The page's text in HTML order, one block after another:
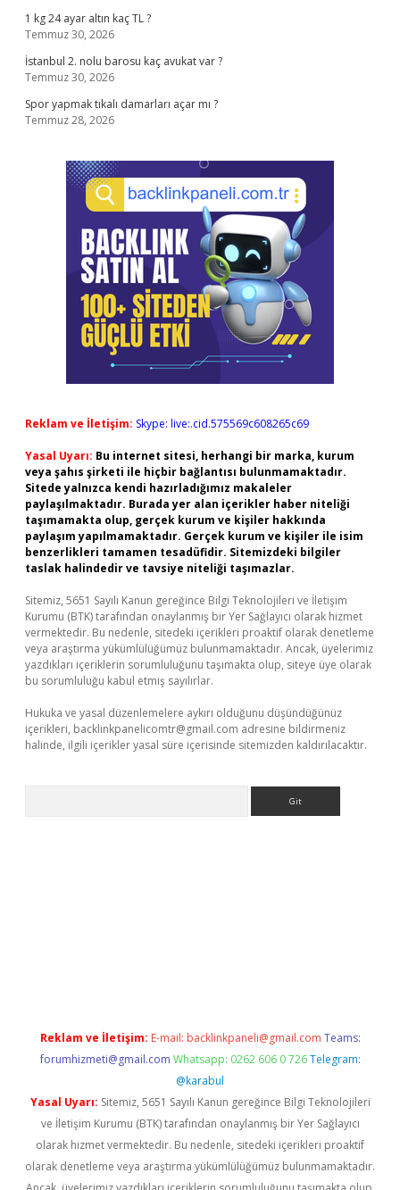
1 kg 24 ayar altın kaç TL ?
Temmuz 30, 2026
İstanbul 2. nolu barosu kaç avukat var ?
Temmuz 30, 2026
Spor yapmak tıkalı damarları açar mı ?
Temmuz 28, 2026
Reklam ve İletişim: Skype: live:.cid.575569c608265c69
Yasal Uyarı: Bu internet sitesi, herhangi bir marka, kurum
veya şahıs şirketi ile hiçbir bağlantısı bulunmamaktadır.
Sitede yalnızca kendi hazırladığımız makaleler
paylaşılmaktadır. Burada yer alan içerikler haber niteliği
taşımamakta olup, gerçek kurum ve kişiler hakkında
paylaşım yapılmamaktadır. Gerçek kurum ve kişiler ile isim
benzerlikleri tamamen tesadüfidir. Sitemizdeki bilgiler
taslak halindedir ve tavsiye niteliği taşımazlar.
Sitemiz, 5651 Sayılı Kanun gereğince Bilgi Teknolojileri ve İletişim
Kurumu (BTK) tarafından onaylanmış bir Yer Sağlayıcı olarak hizmet
vermektedir. Bu nedenle, sitedeki içerikleri proaktif olarak denetleme
veya araştırma yükümlülüğümüz bulunmamaktadır. Ancak, üyelerimiz
yazdıkları içeriklerin sorumluluğunu taşımakta olup, siteye üye olarak
bu sorumluluğu kabul etmiş sayılırlar.
Hukuka ve yasal düzenlemelere aykırı olduğunu düşündüğünüz
içerikleri, backlinkpanelicomtr@gmail.com adresine bildirmeniz
halinde, ilgili içerikler yasal süre içerisinde sitemizden kaldırılacaktır.
Reklam ve İletişim: E-mail: backlinkpaneli@gmail.com Teams:
forumhizmeti@gmail.com Whatsapp: 0262 606 0 726 Telegram:
@karabul
Yasal Uyarı: Sitemiz, 5651 Sayılı Kanun gereğince Bilgi Teknolojileri
ve İletişim Kurumu (BTK) tarafından onaylanmış bir Yer Sağlayıcı
olarak hizmet vermektedir. Bu nedenle, sitedeki içerikleri proaktif
olarak denetleme veya araştırma yükümlülüğümüz bulunmamaktadır.